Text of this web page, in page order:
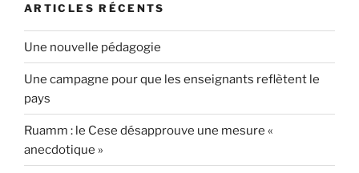
ARTICLES RÉCENTS
Une nouvelle pédagogie
Une campagne pour que les enseignants reflètent le
pays
Ruamm : le Cese désapprouve une mesure «
anecdotique »